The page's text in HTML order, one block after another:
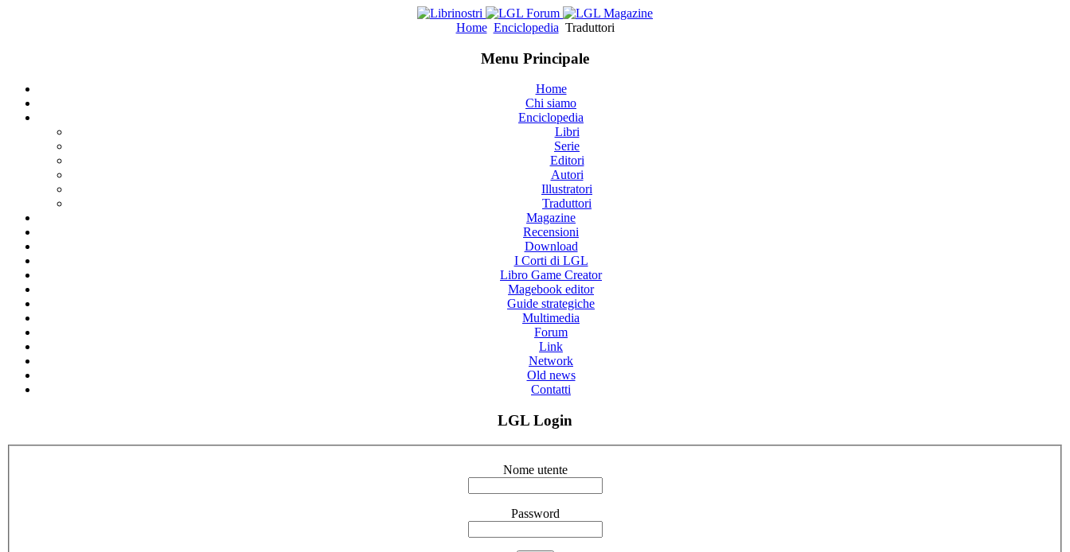
Home Enciclopedia Traduttori
Menu Principale
Home
Chi siamo
Enciclopedia
Libri
Serie
Editori
Autori
Illustratori
Traduttori
Magazine
Recensioni
Download
I Corti di LGL
Libro Game Creator
Magebook editor
Guide strategiche
Multimedia
Forum
Link
Network
Old news
Contatti
LGL Login
Nome utente
Password